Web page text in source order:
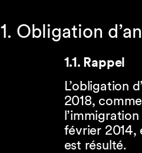
1. Obligation
​​​​​​1.1. Rappel
L’obligation
2018,
février 2014,
est résulté.